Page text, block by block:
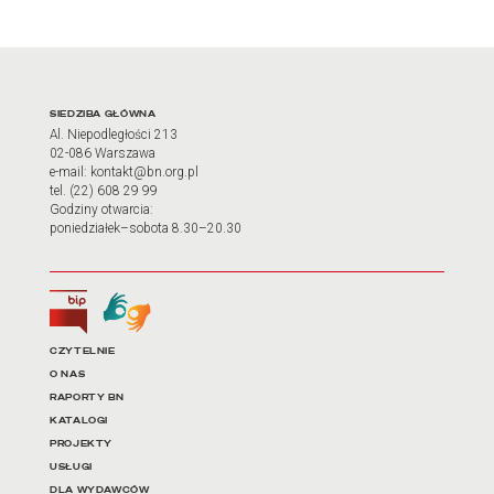
Adres oraz godziny
SIEDZIBA GŁÓWNA
Al. Niepodległości 213
02-086 Warszawa
e-mail: kontakt@bn.org.pl
tel. (22) 608 29 99
Godziny otwarcia:
poniedziałek–sobota 8.30–20.30
Biuletyn Informacji Publicznej
Tłumacz języka migowego
Linki do najważniejszych
CZYTELNIE
O NAS
RAPORTY BN
KATALOGI
PROJEKTY
USŁUGI
DLA WYDAWCÓW